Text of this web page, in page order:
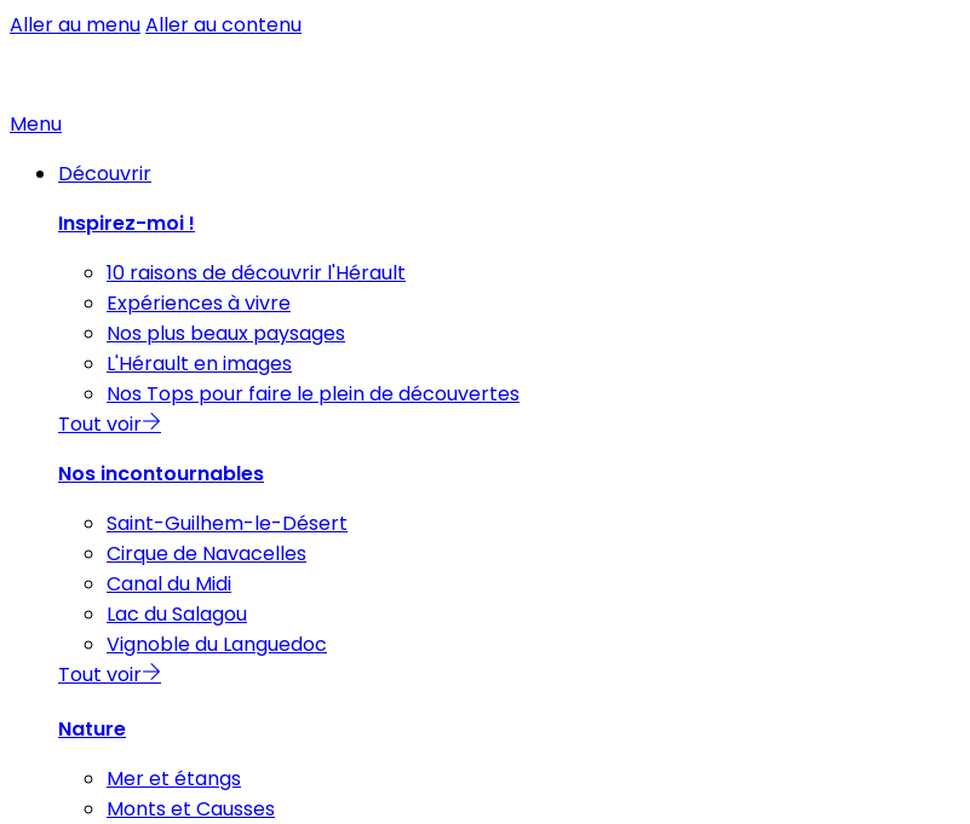
Aller au menuAller au contenu
Menu
Découvrir
Inspirez-moi !
10 raisons de découvrir l'Hérault
Expériences à vivre
Nos plus beaux paysages
L'Hérault en images
Nos Tops pour faire le plein de découvertes
Tout voir
Nos incontournables
Saint-Guilhem-le-Désert
Cirque de Navacelles
Canal du Midi
Lac du Salagou
Vignoble du Languedoc
Tout voir
Nature
Mer et étangs
Monts et Causses